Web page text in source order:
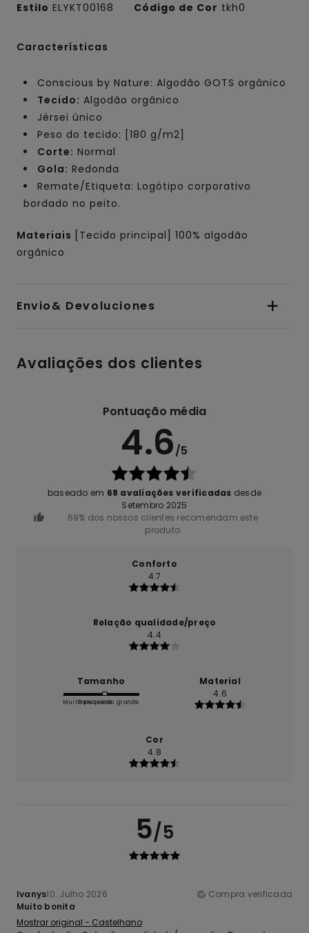
Estilo ELYKT00168 Código de Cor tkh0
Características
Conscious by Nature: Algodão GOTS orgânico
Tecido: Algodão orgânico
Jérsei único
Peso do tecido: [180 g/m2]
Corte: Normal
Gola: Redonda
Remate/Etiqueta: Logótipo corporativo
bordado no peito.
Materiais
[Tecido principal] 100% algodão
orgânico
Envio& Devoluciones
Avaliações dos clientes
Pontuação média
4.6/5
baseado em 68 avaliações verificadas desde
Setembro 2025
69% dos nossos clientes recomendam este
produto
Conforto
4.7
Relação qualidade/preço
4.4
Tamanho
Muito pequeno
Demasiado grande
Material
4.6
Cor
4.8
5/5
Ivanys10. Julho 2026
Compra verificada
Muito bonita
Mostrar original - Castelhano